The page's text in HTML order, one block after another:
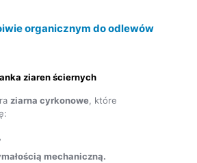
organicznym do odlewów
ziaren ściernych
ziarna cyrkonowe, które
mechaniczną.